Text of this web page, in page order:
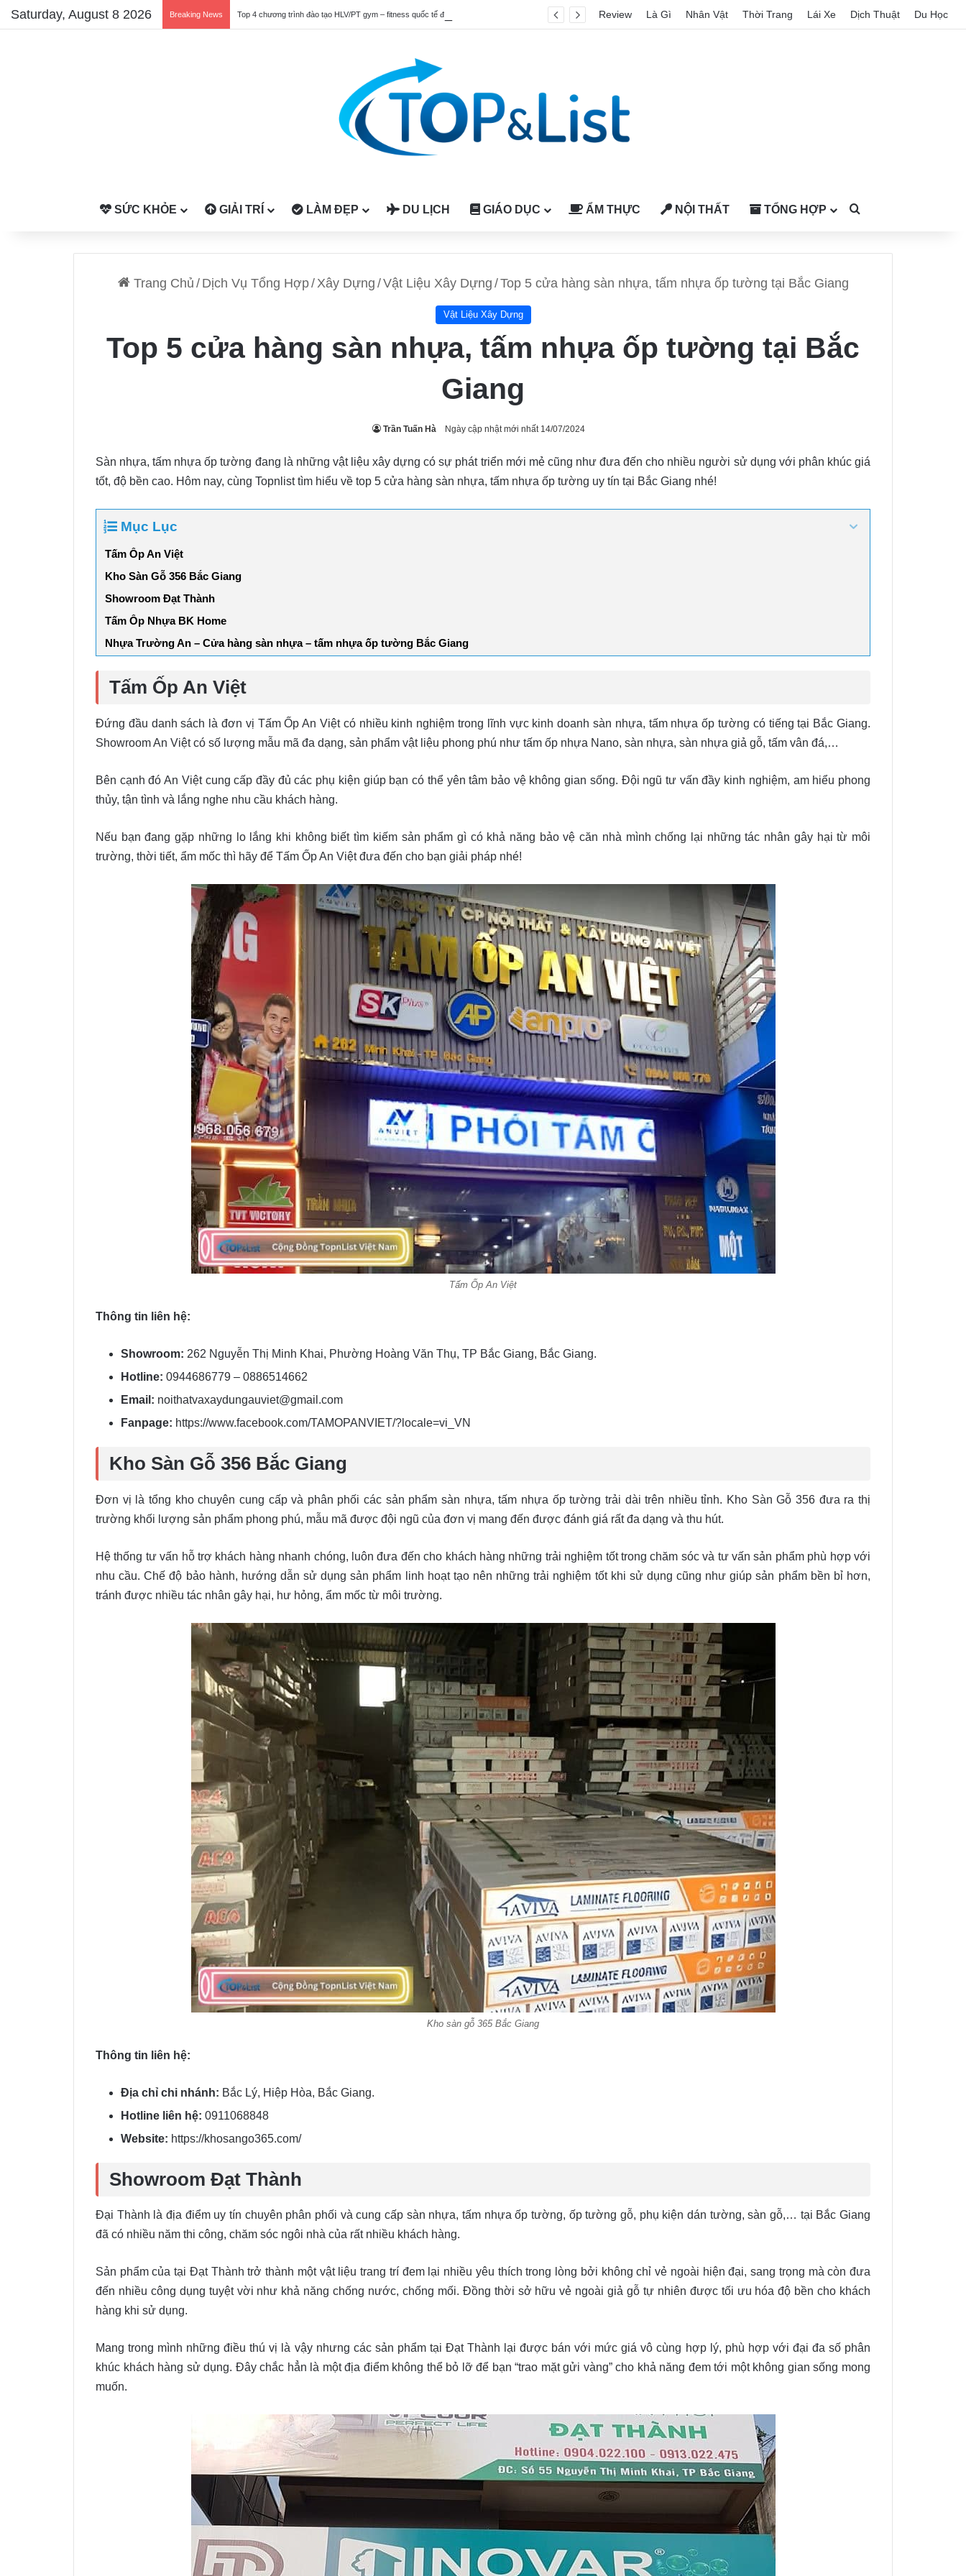
Saturday, August 8 2026 Breaking News Top 4 chương trình đào tạo HLV/PT gym – fitness quốc tế được công nhận tại Việt Nam Review Là Gì Nhân Vật Thời Trang Lái Xe Dịch Thuật Du Học
SỨC KHỎE GIẢI TRÍ LÀM ĐẸP DU LỊCH GIÁO DỤC ẨM THỰC NỘI THẤT TỔNG HỢP
Trang Chủ / Dịch Vụ Tổng Hợp/ Xây Dựng /Vật Liệu Xây Dựng /Top 5 cửa hàng sàn nhựa, tấm nhựa ốp tường tại Bắc Giang
Vật Liệu Xây Dựng
Top 5 cửa hàng sàn nhựa, tấm nhựa ốp tường tại Bắc
Giang
Trần Tuấn Hà Ngày cập nhật mới nhất 14/07/2024
Sàn nhựa, tấm nhựa ốp tường đang là những vật liệu xây dựng có sự phát triển mới mẻ cũng như đưa đến cho nhiều người sử dụng với phân khúc giá
tốt, độ bền cao. Hôm nay, cùng Topnlist tìm hiểu về top 5 cửa hàng sàn nhựa, tấm nhựa ốp tường uy tín tại Bắc Giang nhé!
Mục Lục
Tấm Ốp An Việt
Kho Sàn Gỗ 356 Bắc Giang
Showroom Đạt Thành
Tấm Ốp Nhựa BK Home
Nhựa Trường An – Cửa hàng sàn nhựa – tấm nhựa ốp tường Bắc Giang
Tấm Ốp An Việt
Đứng đầu danh sách là đơn vị Tấm Ốp An Việt có nhiều kinh nghiệm trong lĩnh vực kinh doanh sàn nhựa, tấm nhựa ốp tường có tiếng tại Bắc Giang.
Showroom An Việt có số lượng mẫu mã đa dạng, sản phẩm vật liệu phong phú như tấm ốp nhựa Nano, sàn nhựa, sàn nhựa giả gỗ, tấm vân đá,…
Bên cạnh đó An Việt cung cấp đầy đủ các phụ kiện giúp bạn có thể yên tâm bảo vệ không gian sống. Đội ngũ tư vấn đầy kinh nghiệm, am hiểu phong
thủy, tận tình và lắng nghe nhu cầu khách hàng.
Nếu bạn đang gặp những lo lắng khi không biết tìm kiếm sản phẩm gì có khả năng bảo vệ căn nhà mình chống lại những tác nhân gây hại từ môi
trường, thời tiết, ẩm mốc thì hãy để Tấm Ốp An Việt đưa đến cho bạn giải pháp nhé!
Tấm Ốp An Việt
Thông tin liên hệ:
Showroom: 262 Nguyễn Thị Minh Khai, Phường Hoàng Văn Thụ, TP Bắc Giang, Bắc Giang.
Hotline: 0944686779 – 0886514662
Email: noithatvaxaydungauviet@gmail.com
Fanpage: https://www.facebook.com/TAMOPANVIET/?locale=vi_VN
Kho Sàn Gỗ 356 Bắc Giang
Đơn vị là tổng kho chuyên cung cấp và phân phối các sản phẩm sàn nhựa, tấm nhựa ốp tường trải dài trên nhiều tỉnh. Kho Sàn Gỗ 356 đưa ra thị
trường khối lượng sản phẩm phong phú, mẫu mã được đội ngũ của đơn vị mang đến được đánh giá rất đa dạng và thu hút.
Hệ thống tư vấn hỗ trợ khách hàng nhanh chóng, luôn đưa đến cho khách hàng những trải nghiệm tốt trong chăm sóc và tư vấn sản phẩm phù hợp với
nhu cầu. Chế độ bảo hành, hướng dẫn sử dụng sản phẩm linh hoạt tạo nên những trải nghiệm tốt khi sử dụng cũng như giúp sản phẩm bền bỉ hơn,
tránh được nhiều tác nhân gây hại, hư hỏng, ẩm mốc từ môi trường.
Kho sàn gỗ 365 Bắc Giang
Thông tin liên hệ:
Địa chỉ chi nhánh: Bắc Lý, Hiệp Hòa, Bắc Giang.
Hotline liên hệ: 0911068848
Website: https://khosango365.com/
Showroom Đạt Thành
Đại Thành là địa điểm uy tín chuyên phân phối và cung cấp sàn nhựa, tấm nhựa ốp tường, ốp tường gỗ, phụ kiện dán tường, sàn gỗ,… tại Bắc Giang
đã có nhiều năm thi công, chăm sóc ngôi nhà của rất nhiều khách hàng.
Sản phẩm của tại Đạt Thành trở thành một vật liệu trang trí đem lại nhiều yêu thích trong lòng bởi không chỉ vẻ ngoài hiện đại, sang trọng mà còn đưa
đến nhiều công dụng tuyệt vời như khả năng chống nước, chống mối. Đồng thời sở hữu vẻ ngoài giả gỗ tự nhiên được tối ưu hóa độ bền cho khách
hàng khi sử dụng.
Mang trong mình những điều thú vị là vậy nhưng các sản phẩm tại Đạt Thành lại được bán với mức giá vô cùng hợp lý, phù hợp với đại đa số phân
khúc khách hàng sử dụng. Đây chắc hẳn là một địa điểm không thể bỏ lỡ để bạn “trao mặt gửi vàng” cho khả năng đem tới một không gian sống mong
muốn.